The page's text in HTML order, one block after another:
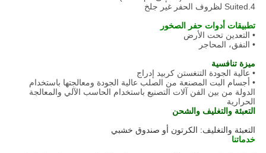
4.Suited لظروف الحفر غير جلخ
تطبيقات أدوات حفر الصخور
• التعدين تحت الأرض
• النفق، المحاجر
ميزة تنافسية
• عالية الجودة التنغستن كربيد إدراج
• أجسام البت المصنعة من الصلب عالية الجودة ومعالجتها باستخدام
الدولة من بين الفن آلات التصنيع باستخدام الحاسب الآلي والمعالجة
الحرارية
التعبئة والتغليف والشحن
التعبئة والتغليف: الكرتون أو صندوق خشبي
خدماتنا